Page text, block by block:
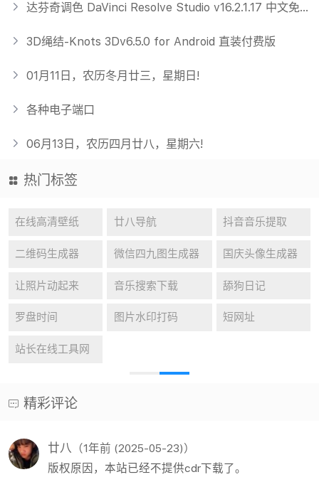
达芬奇调色 DaVinci Resolve Studio v16.2.1.17 中文免费版
3D绳结-Knots 3Dv6.5.0 for Android 直装付费版
01月11日，农历冬月廿三，星期日!
各种电子端口
06月13日，农历四月廿八，星期六!
热门标签
在线高清壁纸 廿八导航 抖音音乐提取
二维码生成器 微信四九图生成器 国庆头像生成器
让照片动起来 音乐搜索下载 舔狗日记
罗盘时间 图片水印打码 短网址
站长在线工具网
精彩评论
廿八 （1年前 (2025-05-23)）
版权原因，本站已经不提供cdr下载了。